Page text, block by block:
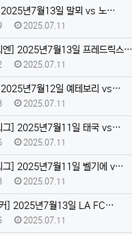
2025년7월13일 말뫼 vs 노…
2025.07.11
엔] 2025년7월13일 프레드릭스…
2025.07.11
2025년7월12일 예테보리 vs…
2025.07.11
그] 2025년7월11일 태국 vs…
2025.07.11
그] 2025년7월11일 벨기에 v…
2025.07.11
] 2025년7월13일 LA FC…
2025.07.11